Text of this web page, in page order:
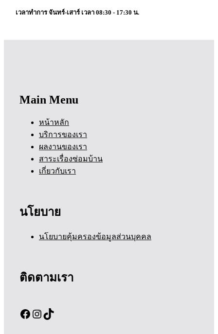
เวลาทำการ จันทร์-เสาร์ เวลา 08:30 - 17:30 น.
Main Menu
หน้าหลัก
บริการของเรา
ผลงานของเรา
สาระเรื่องซ่อมบ้าน
เกี่ยวกับเรา
นโยบาย
นโยบายคุ้มครองข้อมูลส่วนบุคคล
ติดตามเรา
Facebook
Instagram
TikTok